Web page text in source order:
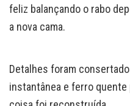
feliz balançando o rabo
a nova cama.
Detalhes foram
instantânea e ferro